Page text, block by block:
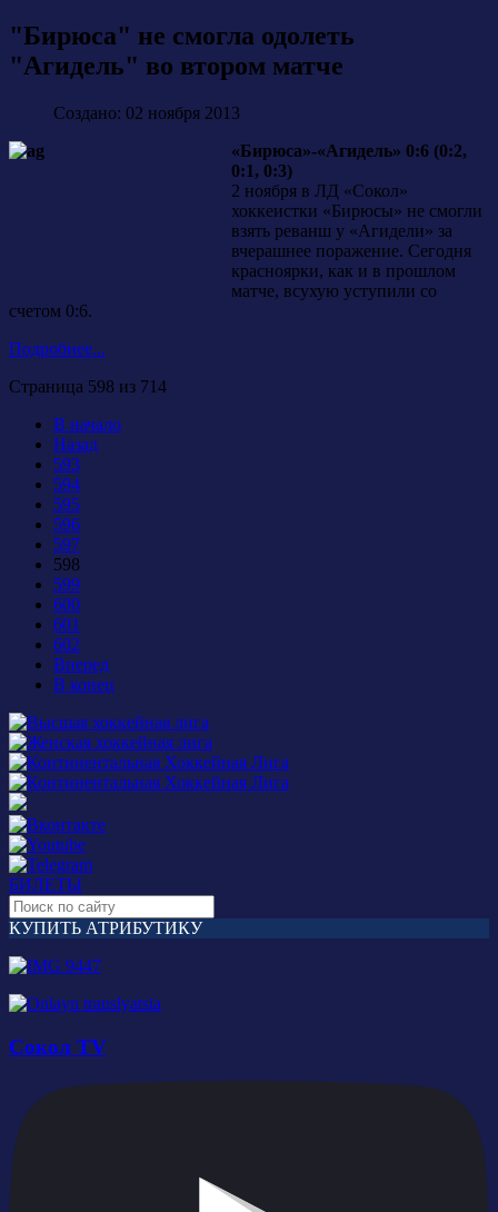
"Бирюса" не смогла одолеть
"Агидель" во втором матче
Создано: 02 ноября 2013
«Бирюса»-«Агидель» 0:6 (0:2,
0:1, 0:3)
2 ноября в ЛД «Сокол»
хоккеистки «Бирюсы» не смогли
взять реванш у «Агидели» за
вчерашнее поражение. Сегодня
красноярки, как и в прошлом
матче, всухую уступили со
счетом 0:6.
Подробнее...
Страница 598 из 714
В начало
Назад
593
594
595
596
597
598
599
600
601
602
Вперед
В конец
БИЛЕТЫ
КУПИТЬ АТРИБУТИКУ
Сокол TV